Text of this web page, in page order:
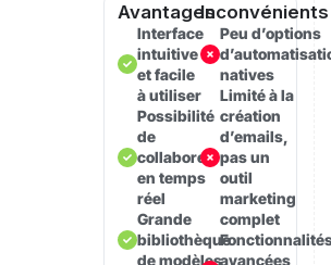
Avantages
Interface
intuitive
et facile
à utiliser
Possibilité
de
collaborer
en temps
réel
Grande
bibliothèque
de modèles
Inconvénients
Peu d’options
natives
Limité à la
création
d’emails,
pas un
outil
marketing
complet
avancées